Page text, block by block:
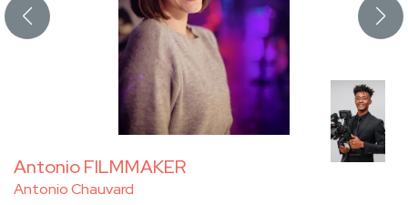
Antonio FILMMAKER
Antonio Chauvard